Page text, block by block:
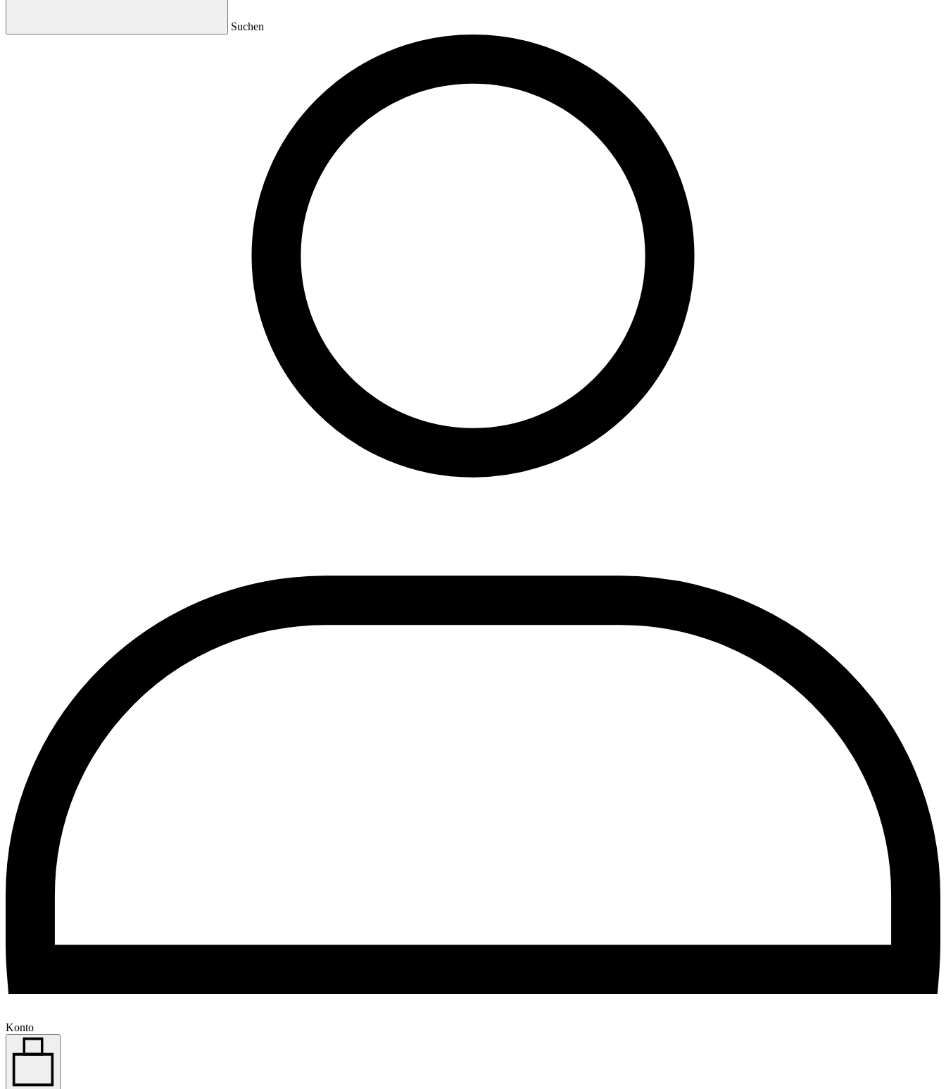
Suchen
Konto